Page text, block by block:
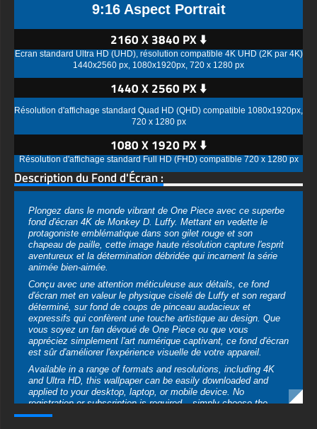
9:16 Aspect Portrait
2160 X 3840 PX ⬇️
Écran standard Ultra HD (UHD), résolution compatible 4K UHD (2K par 4K)
1440x2560 px, 1080x1920px, 720 x 1280 px
1440 X 2560 PX ⬇️
Résolution d'affichage standard Quad HD (QHD) compatible 1080x1920px,
720 x 1280 px
1080 X 1920 PX ⬇️
Résolution d'affichage standard Full HD (FHD) compatible 720 x 1280 px
Description du Fond d'Écran :
Plongez dans le monde vibrant de One Piece avec ce superbe
fond d'écran 4K de Monkey D. Luffy. Mettant en vedette le
protagoniste emblématique dans son gilet rouge et son
chapeau de paille, cette image haute résolution capture l'esprit
aventureux et la détermination débridée qui incarnent la série
animée bien-aimée.
Conçu avec une attention méticuleuse aux détails, ce fond
d'écran met en valeur le physique ciselé de Luffy et son regard
déterminé, sur fond de coups de pinceau audacieux et
expressifs qui confèrent une touche artistique au design. Que
vous soyez un fan dévoué de One Piece ou que vous
appréciez simplement l'art numérique captivant, ce fond d'écran
est sûr d'améliorer l'expérience visuelle de votre appareil.
Available in a range of formats and resolutions, including 4K
and Ultra HD, this wallpaper can be easily downloaded and
applied to your desktop, laptop, or mobile device. No
registration or subscription is required – simply choose the
format that best suits your device's specifications and enjoy